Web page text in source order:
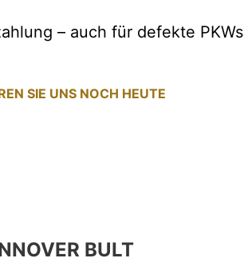
– auch für defekte PKWs
SIE UNS NOCH HEUTE
BULT